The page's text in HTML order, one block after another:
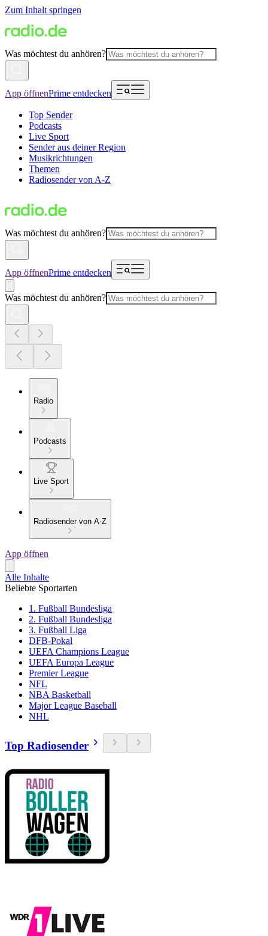
Zum Inhalt springen
Was möchtest du anhören?
App öffnenPrime entdecken
Top Sender
Podcasts
Live Sport
Sender aus deiner Region
Musikrichtungen
Themen
Radiosender von A-Z
Was möchtest du anhören?
App öffnenPrime entdecken
Was möchtest du anhören?
Radio
Podcasts
Live Sport
Radiosender von A-Z
App öffnen
Alle Inhalte
Beliebte Sportarten
1. Fußball Bundesliga
2. Fußball Bundesliga
3. Fußball Liga
DFB-Pokal
UEFA Champions League
UEFA Europa League
Premier League
NFL
NBA Basketball
Major League Baseball
NHL
Top Radiosender